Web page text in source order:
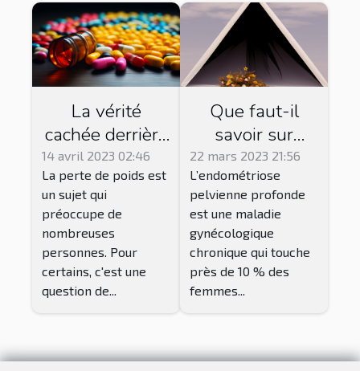
La vérité
cachée derrière
les
médicaments
pour maigrir
14 avril 2023 02:46
La perte de poids est
un sujet qui
préoccupe de
nombreuses
personnes. Pour
certains, c'est une
question de...
Que faut-il
savoir sur
l’endométriose
et comment la
soigner ?
22 mars 2023 21:56
L’endométriose
pelvienne profonde
est une maladie
gynécologique
chronique qui touche
près de 10 % des
femmes...